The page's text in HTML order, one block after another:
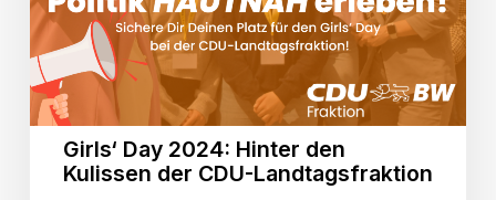
Girls‘ Day 2024: Hinter den
Kulissen der CDU-Landtagsfraktion